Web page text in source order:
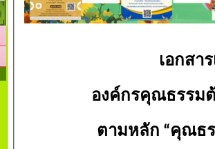
เอกสา
องค์กรคุณธรรม
ตามหลัก “คุณธ